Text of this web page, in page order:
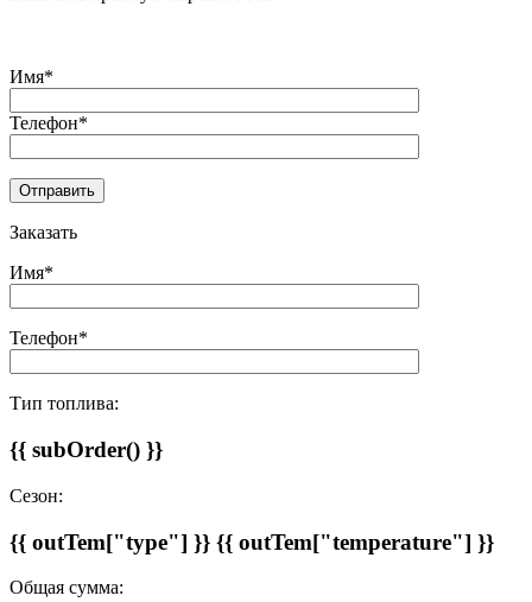
Имя*
Телефон*
Заказать
Имя*
Телефон*
Тип топлива:
{{ subOrder() }}
Сезон:
{{ outTem["type"] }} {{ outTem["temperature"] }}
Общая сумма: